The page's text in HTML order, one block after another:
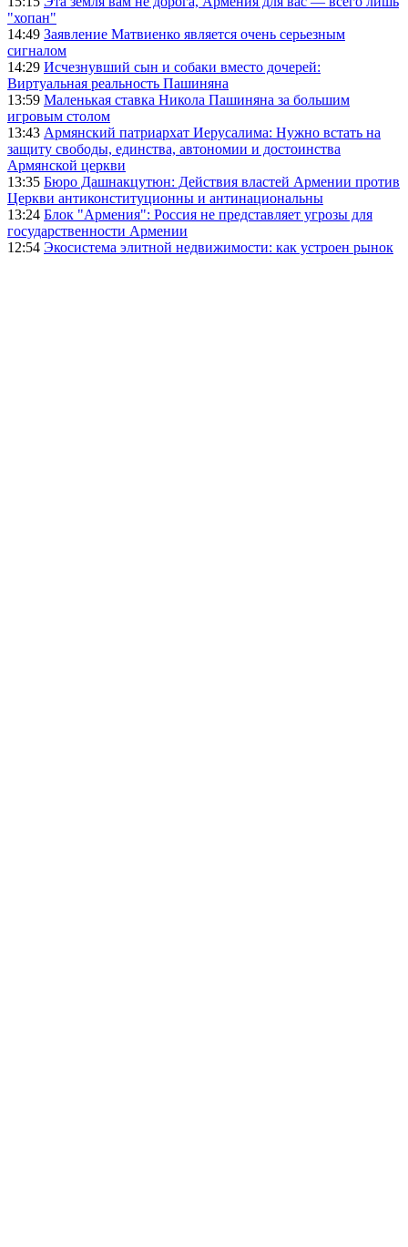
"хопан"
14:49 Заявление Матвиенко является очень серьезным
сигналом
14:29 Исчезнувший сын и собаки вместо дочерей:
Виртуальная реальность Пашиняна
13:59 Маленькая ставка Никола Пашиняна за большим
игровым столом
13:43 Армянский патриархат Иерусалима: Нужно встать на
защиту свободы, единства, автономии и достоинства
Армянской церкви
13:35 Бюро Дашнакцутюн: Действия властей Армении против
Церкви антиконституционны и антинациональны
13:24 Блок "Армения": Россия не представляет угрозы для
государственности Армении
12:54 Экосистема элитной недвижимости: как устроен рынок